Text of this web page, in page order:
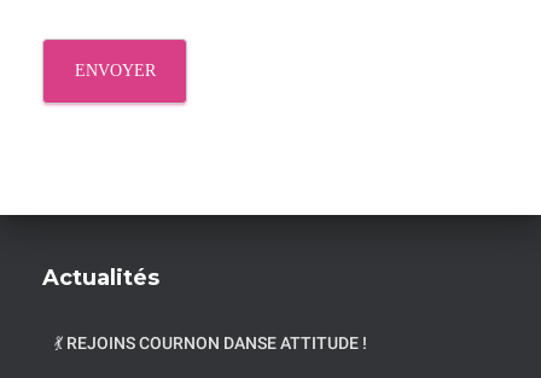
i
u
ENVOYER
Actualités
💃 REJOINS COURNON DANSE ATTITUDE !